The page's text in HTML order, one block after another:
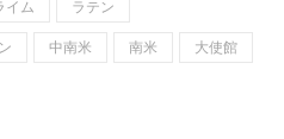
イム
ラテン
中南米 南米
大使館